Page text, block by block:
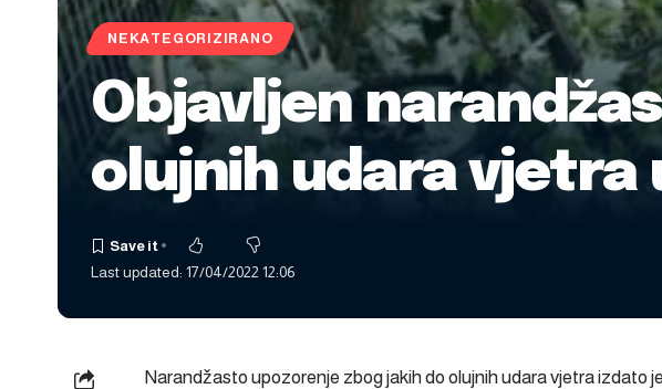
NEKATEGORIZIRANO
Objavljen
olujnih udara vjetra
Last updated: 17/04/2022 12:06
Narandžasto upozorenje zbog jakih do olujnih udara vjetra izdato